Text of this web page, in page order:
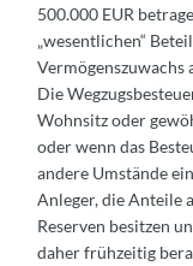
500.000 EUR
„wesentlichen“
Vermögenszuwachs
Die
Wohnsitz oder
oder wenn das
andere Umstände
Anleger, die Anteile
Reserven besitzen
daher frühzeitig